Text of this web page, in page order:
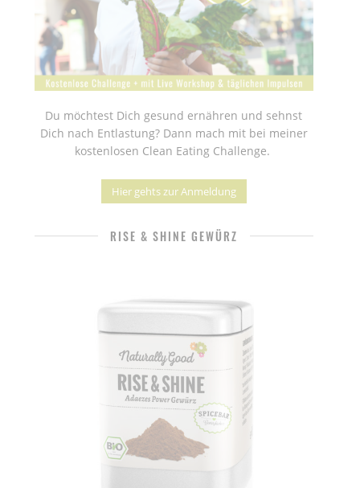
Du möchtest Dich gesund ernähren und sehnst
Dich nach Entlastung? Dann mach mit bei meiner
kostenlosen Clean Eating Challenge.
Hier gehts zur Anmeldung
RISE & SHINE GEWÜRZ